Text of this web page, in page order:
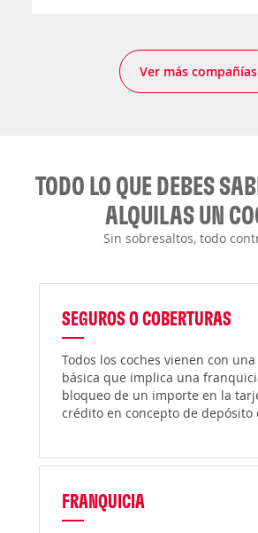
Ver más compañías
TODO LO QUE DEBES
ALQUILAS UN
Sin sobresaltos, todo
SEGUROS O COBERTURAS
Todos los coches vienen con
básica que implica una
bloqueo de un importe en la
crédito en concepto de depósito
FRANQUICIA